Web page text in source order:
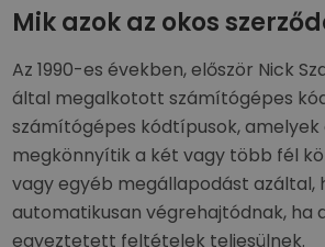
Mik azok az okos
Az 1990-es években, először Nick
által megalkotott számítógépes
számítógépes kódtípusok, amelyek
megkönnyítik a két vagy több fél
vagy egyéb megállapodást azáltal,
automatikusan végrehajtódnak, ha
egyeztetett feltételek teljesülnek.